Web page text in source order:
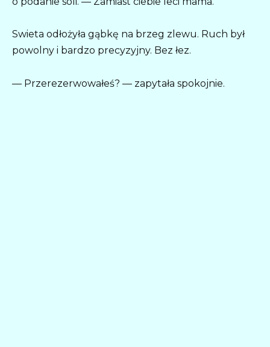
Swieta odłożyła gąbkę na brzeg zlewu. Ruch był
powolny i bardzo precyzyjny. Bez łez.
— Przerezerwowałeś? — zapytała spokojnie.